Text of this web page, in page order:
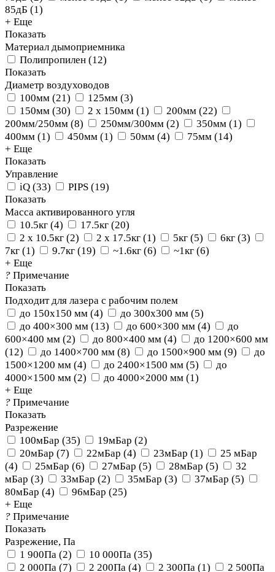
85дБ (1)
+ Еще
Показать
Материал дымоприемника
Полипропилен (12)
Показать
Диаметр воздуховодов
100мм (21) 125мм (3)
150мм (30) 2 х 150мм (1) 200мм (22)
200мм/250мм (8) 250мм/300мм (2) 350мм (1)
400мм (1) 450мм (1) 50мм (4) 75мм (14)
+ Еще
Показать
Управление
iQ (33) PIPS (19)
Показать
Масса активированного угля
10.5кг (4) 17.5кг (20)
2 х 10.5кг (2) 2 х 17.5кг (1) 5кг (5) 6кг (3)
7кг (1) 9.7кг (19) ~1.6кг (6) ~1кг (6)
+ Еще
? Примечание
Показать
Подходит для лазера с рабочим полем
до 150x150 мм (4) до 300x300 мм (5)
до 400×300 мм (13) до 600×300 мм (4)
до
600×400 мм (2) до 800×400 мм (4)
до 1200×600 мм
(12) до 1400×700 мм (8) до 1500×900 мм (9)
до
1500×1200 мм (4) до 2400×1500 мм (5)
до
4000×1500 мм (2) до 4000×2000 мм (1)
+ Еще
? Примечание
Показать
Разрежение
100мБар (35) 19мБар (2)
20мБар (7) 22мБар (4) 23мБар (1)
25 мБар
(4) 25мБар (6) 27мБар (5) 28мБар (5)
32
мБар (3) 33мБар (2) 35мБар (3) 37мБар (5)
80мБар (4) 96мБар (25)
+ Еще
? Примечание
Показать
Разрежение, Па
1 900Па (2) 10 000Па (35)
2 000Па (7) 2 200Па (4) 2 300Па (1) 2 500Па